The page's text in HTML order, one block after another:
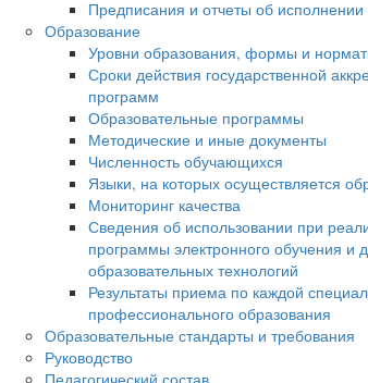
Предписания и отчеты об исполнении
Образование
Уровни образования, формы и
Сроки действия государственной
программ
Образовательные программы
Методические и иные документы
Численность обучающихся
Языки, на которых осуществляется
Мониторинг качества
Сведения об использовании при
программы электронного обучения и
образовательных технологий
Результаты приема по каждой
профессионального образования
Образовательные стандарты и требования
Руководство
Педагогический состав